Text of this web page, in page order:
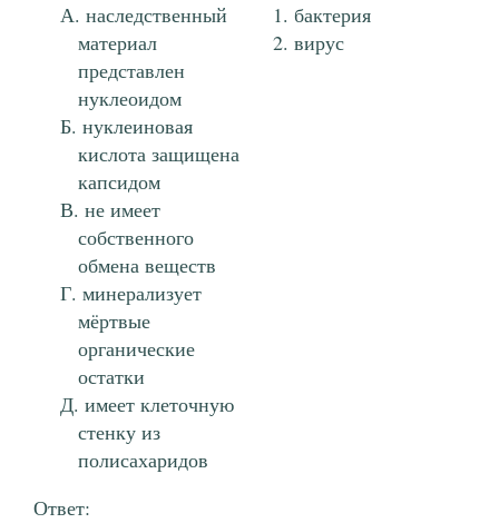
наследственный
материал
представлен
нуклеоидом
нуклеиновая
кислота защищена
капсидом
не имеет
собственного
обмена веществ
минерализует
мёртвые
органические
остатки
имеет клеточную
стенку из
полисахаридов
бактерия
вирус
Ответ: